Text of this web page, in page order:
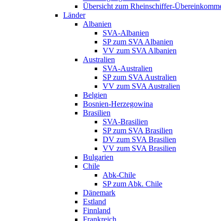
Übersicht zum Rheinschiffer-
Länder
Albanien
SVA-Albanien
SP zum SVA Albanien
VV zum SVA Albanien
Australien
SVA-Australien
SP zum SVA Australien
VV zum SVA Australien
Belgien
Bosnien-Herzegowina
Brasilien
SVA-Brasilien
SP zum SVA Brasilien
DV zum SVA Brasilien
VV zum SVA Brasilien
Bulgarien
Chile
Abk-Chile
SP zum Abk. Chile
Dänemark
Estland
Finnland
Frankreich